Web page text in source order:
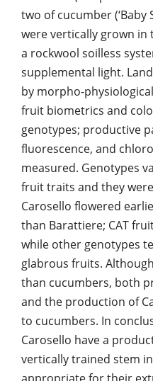
two of cucumber (‘Baby
were vertically grown
a rockwool soilless
supplemental light.
by morpho-
fruit biometrics and
genotypes; productive
fluorescence, and
measured. Genotypes
fruit traits and they
Carosello flowered
than Barattiere; CAT
while other genotypes
glabrous fruits.
than cucumbers, both
and the production of
to cucumbers. In
Carosello have a
vertically trained stem